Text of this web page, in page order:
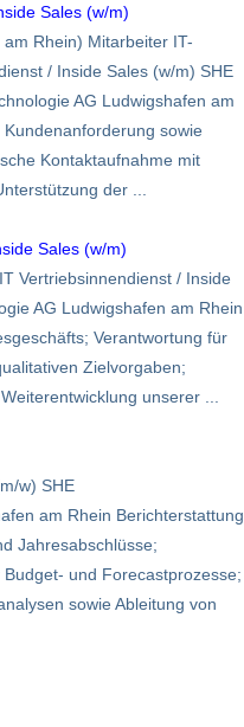
Sales (w/m)
Rhein) Mitarbeiter IT-
/ Inside Sales (w/m) SHE
AG Ludwigshafen am
sowie
Kontaktaufnahme mit
der ...
Sales (w/m)
Vertriebsinnendienst / Inside
AG Ludwigshafen am Rhein
Verantwortung für
Zielvorgaben;
unserer ...
w) SHE
am Rhein Berichterstattung
Jahresabschlüsse;
und Forecastprozesse;
sowie Ableitung von